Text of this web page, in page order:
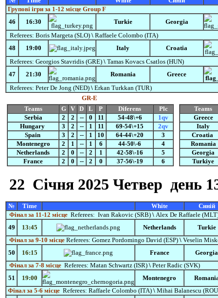
Групові ігри за 1-12 місце Group F
46
16:30 Turkie
Georgia
Referees: Boris Margeta (SLO) \ Raffaele Colombo (ITA)
48
19:00 Italy
Croatia
Referees: Georgios Stavridis (GRE) \ Tamas Kovacs Csatlos (HUN)
47
21:30 Romania
Greece
Referees: Peter De Jong (NED) \ Erkan Turkkan (TUR)
GR-E
Teams
G V D L P Diferens
Plc
Serbia
2 2 -- 0 11 54-48\+6
1qv
Hungary
3 2 -- 1 11 69-54\+15
2qv
Spain
3 2 -- 1 10 64-44\+20
3
Montenegro
2 1 -- 1 6 44-50\-6
4
Netherlands
2 0 -- 2 1 42-58\-16
5
France
2 0 -- 2 0 37-56\-19 6
Teams
Greece
Italy
Croatia
Romania
Georgia
Turkiye
22 Січня 2025 Четвер день
№ Time White
Синій
Фінал за 11-12 місце Referees: Ivan Rakovic (SRB) \ Alex De Raffaele
49
13:45 Netherlands
Turkie
Фінал за 9-10 місце Referees: Gomez Pordomingo David (ESP) \ Veselin
50
16:15 France
Georgia
Фінал за 7-8 місце Referees: Matan Schwartz (ISR) \ Peter Radic (SVK)
51
19:00 Montenegro
Фінал за 5-6 місце Referees: Raffaele Colombo (ITA) \ Mihai Balanescu